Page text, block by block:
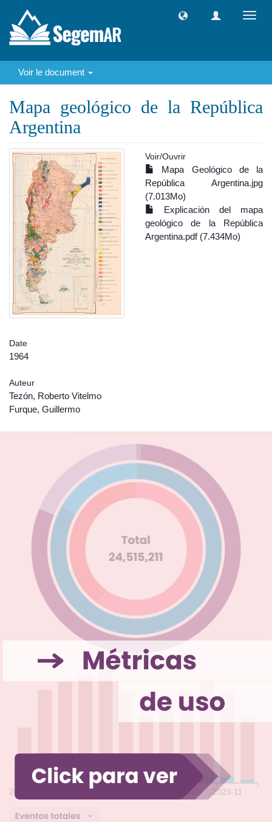
Voir le document
Mapa geológico de la República
Argentina
Voir/Ouvrir
Mapa Geológico de la
República Argentina.jpg
(7.013Mo)
Explicación del mapa
geológico de la República
Argentina.pdf (7.434Mo)
Date
1964
Auteur
Tezón, Roberto Vitelmo
Furque, Guillermo